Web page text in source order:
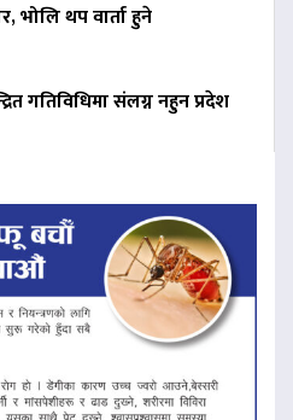
भोलि थप वार्ता हुने
गतिविधिमा संलग्न नहुन प्रदेश